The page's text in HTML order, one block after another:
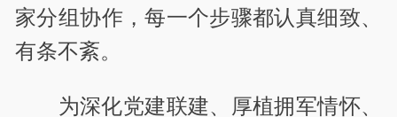
家分组协作，每一个步骤都认真细致、
有条不紊。
为深化党建联建、厚植拥军情怀、